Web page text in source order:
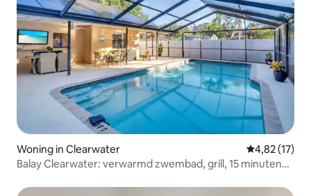
Woning in Clearwater Gemiddelde
4,82 (17)
Balay Clearwater: verwarmd zwembad, grill, 15 minuten